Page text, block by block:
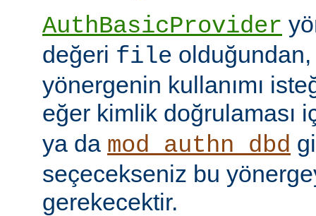
AuthBasicProvider
değeri file
yönergenin kullanımı
eğer kimlik doğrulaması
ya da mod_authn_dbd
seçecekseniz bu
gerekecektir.